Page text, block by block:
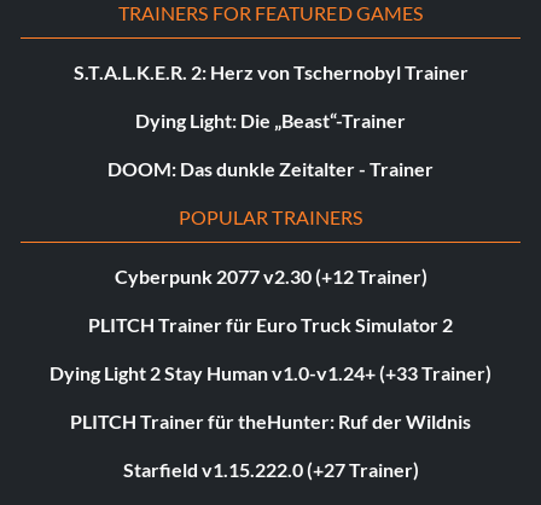
TRAINERS FOR FEATURED GAMES
S.T.A.L.K.E.R. 2: Herz von Tschernobyl Trainer
Dying Light: Die „Beast“-Trainer
DOOM: Das dunkle Zeitalter - Trainer
POPULAR TRAINERS
Cyberpunk 2077 v2.30 (+12 Trainer)
PLITCH Trainer für Euro Truck Simulator 2
Dying Light 2 Stay Human v1.0-v1.24+ (+33 Trainer)
PLITCH Trainer für theHunter: Ruf der Wildnis
Starfield v1.15.222.0 (+27 Trainer)